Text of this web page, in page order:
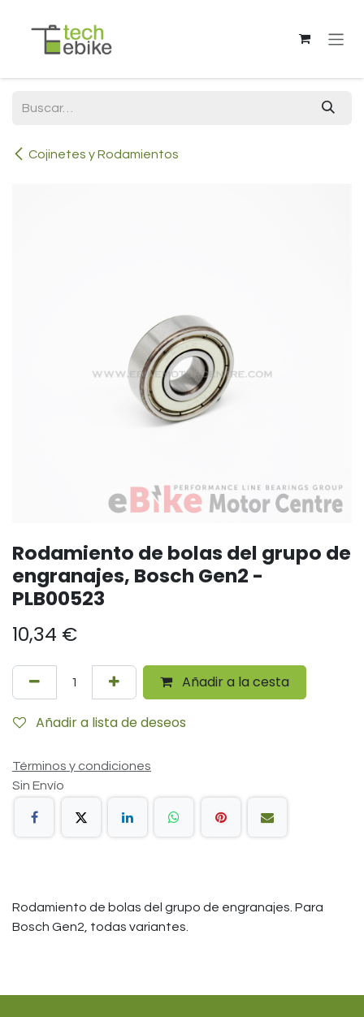
Cojinetes y Rodamientos
Rodamiento de bolas del grupo de
engranajes, Bosch Gen2 -
PLB00523
10,34 €
Añadir a la cesta
Añadir a lista de deseos
Términos y condiciones
Sin Envío
Rodamiento de bolas del grupo de engranajes. Para
Bosch Gen2, todas variantes.